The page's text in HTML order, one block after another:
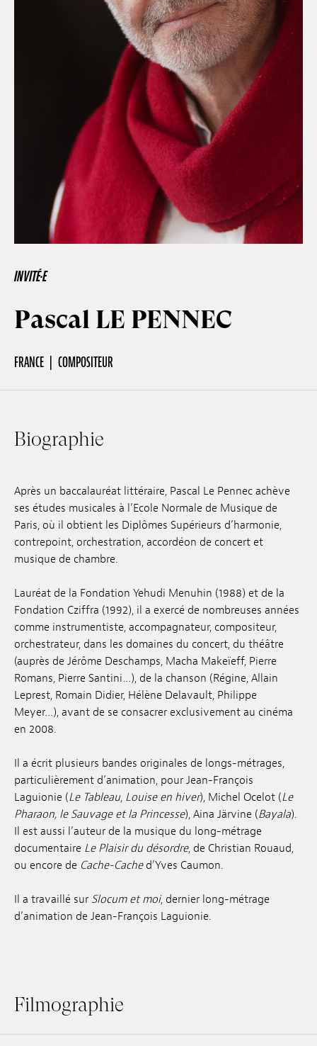
Jeune Public
Presse / Pro
Soumissions
Publications
INVITÉ·E
Pascal LE PENNEC
FRANCE COMPOSITEUR
Biographie
Après un baccalauréat littéraire, Pascal Le Pennec achève
ses études musicales à l’Ecole Normale de Musique de
Paris, où il obtient les Diplômes Supérieurs d’harmonie,
contrepoint, orchestration, accordéon de concert et
musique de chambre.
Lauréat de la Fondation Yehudi Menuhin (1988) et de la
Fondation Cziffra (1992), il a exercé de nombreuses années
comme instrumentiste, accompagnateur, compositeur,
orchestrateur, dans les domaines du concert, du théâtre
(auprès de Jérôme Deschamps, Macha Makeïeff, Pierre
Romans, Pierre Santini…), de la chanson (Régine, Allain
Leprest, Romain Didier, Hélène Delavault, Philippe
Meyer…), avant de se consacrer exclusivement au cinéma
en 2008.
Il a écrit plusieurs bandes originales de longs-métrages,
particulièrement d’animation, pour Jean-François
Laguionie (Le Tableau, Louise en hiver), Michel Ocelot (Le
Pharaon, le Sauvage et la Princesse), Aina Järvine (Bayala).
Il est aussi l’auteur de la musique du long-métrage
documentaire Le Plaisir du désordre, de Christian Rouaud,
ou encore de Cache-Cached’Yves Caumon.
Il a travaillé sur Slocum et moi, dernier long-métrage
d’animation de Jean-François Laguionie.
Filmographie